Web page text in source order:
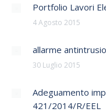
Portfolio Lavori
4 Agosto 2015
allarme
30 Luglio 2015
Adeguamento
421/2014/R/EEL